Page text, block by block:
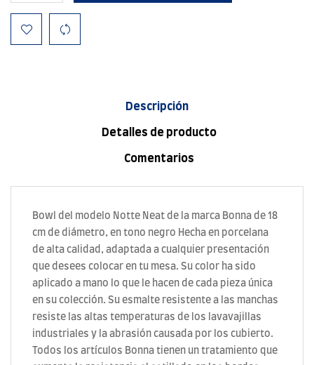
Descripción
Detalles de producto
Comentarios
Bowl del modelo Notte Neat de la marca Bonna de 18
cm de diámetro, en tono negro Hecha en porcelana
de alta calidad, adaptada a cualquier presentación
que desees colocar en tu mesa. Su color ha sido
aplicado a mano lo que le hacen de cada pieza única
en su colección. Su esmalte resistente a las manchas
resiste las altas temperaturas de los lavavajillas
industriales y la abrasión causada por los cubierto.
Todos los artículos Bonna tienen un tratamiento que